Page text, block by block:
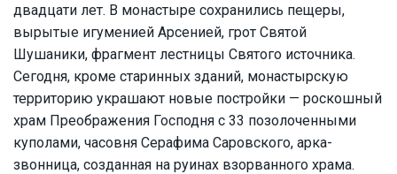
двадцати лет. В монастыре сохранились пещеры,
вырытые игуменией Арсенией, грот Святой
Шушаники, фрагмент лестницы Святого источника.
Сегодня, кроме старинных зданий, монастырскую
территорию украшают новые постройки — роскошный
храм Преображения Господня с 33 позолоченными
куполами, часовня Серафима Саровского, арка-
звонница, созданная на руинах взорванного храма.